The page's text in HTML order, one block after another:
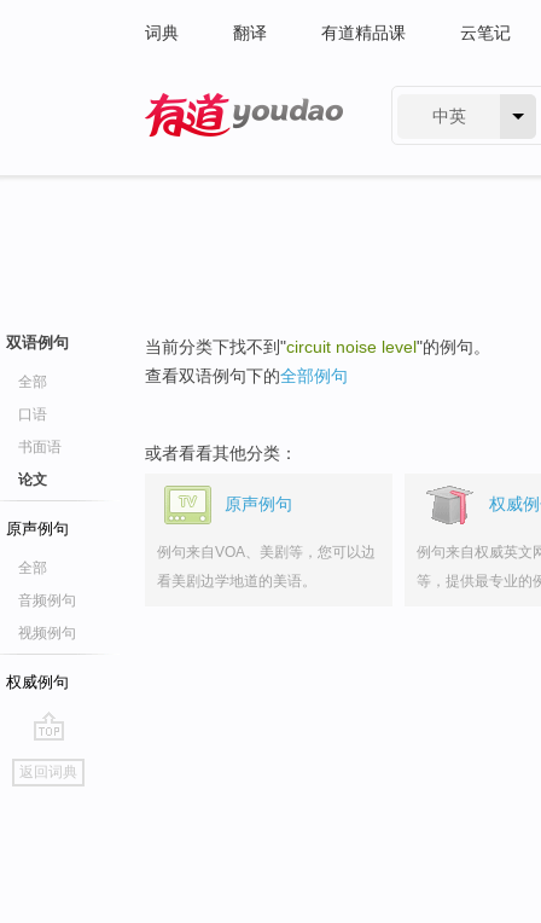
词典 翻译 有道精品课 云笔记
中英
双语例句
全部
口语
书面语
论文
原声例句
全部
音频例句
视频例句
权威例句
go
top
返回词典
当前分类下找不到"circuit noise level"的例句。
查看双语例句下的全部例句
或者看看其他分类：
原声例句
例句来自VOA、美剧等，您可以边
看美剧边学地道的美语。
权威
例句来自权威英文
等，提供最专业的